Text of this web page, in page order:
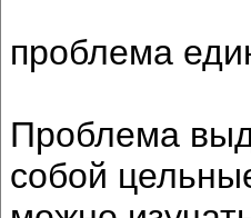
проблема
Проблема
собой